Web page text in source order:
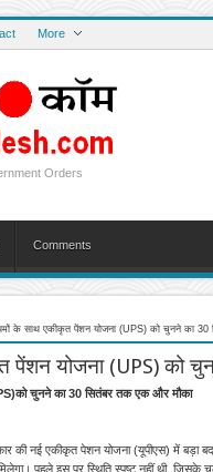
More
Orders
Comments
के साथ एकीकृत पेंशन योजना (UPS) को चुनने का
पेंशन योजना (UPS) को
चुनने का 30 सितंबर तक एक और मौका
नई एकीकृत पेशन योजना (यूपीएस) में बड़ा
मिलेगा। पहले इस पर स्थिति स्पष्ट नहीं थी,